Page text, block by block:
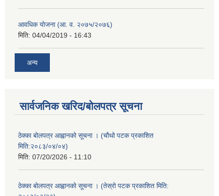
आवधिक योजना (आ. व. २०७५/२०७६)
मिति: 04/04/2019 - 16:43
अन्य
सार्वजनिक खरिद/बोलपत्र सूचना
ठेक्का बोलपत्र आह्वानको सूचना । (चौथो पटक प्रकाशित
मिति:२०८३/०४/०४)
मिति: 07/20/2026 - 11:10
ठेक्का बोलपत्र आह्वानको सूचना । (तेस्रो पटक प्रकाशित मिति: